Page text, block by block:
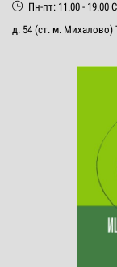
Пн-пт: 11.00 - 19.00
д. 54 (ст. м. Михалово)